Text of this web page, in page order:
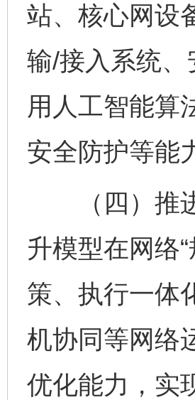
站、核心网设
输/接入系统
用人工智能算
安全防护等能
（四）推进
升模型在网络
策、执行一体
机协同等网络
优化能力，实